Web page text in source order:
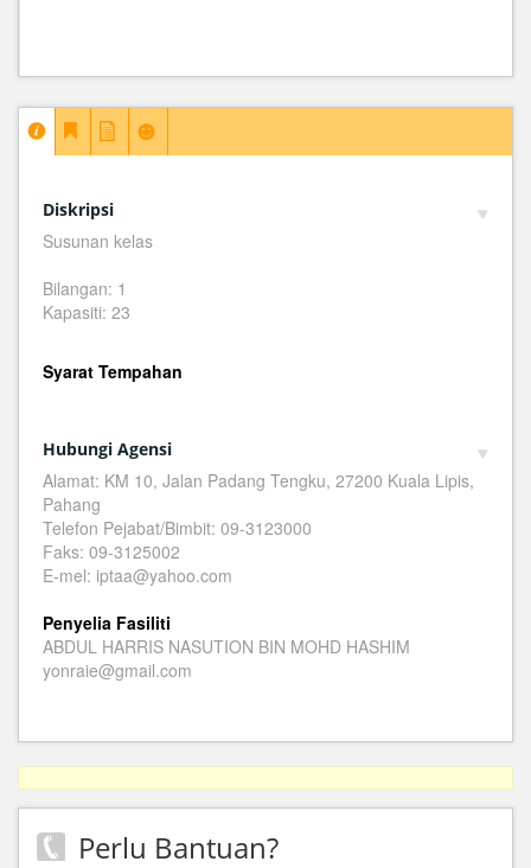
Diskripsi
Susunan kelas
Bilangan: 1
Kapasiti: 23
Syarat Tempahan
Hubungi Agensi
Alamat: KM 10, Jalan Padang Tengku, 27200 Kuala Lipis,
Pahang
Telefon Pejabat/Bimbit: 09-3123000
Faks: 09-3125002
E-mel: iptaa@yahoo.com
Penyelia Fasiliti
ABDUL HARRIS NASUTION BIN MOHD HASHIM
yonraie@gmail.com
Perlu Bantuan?